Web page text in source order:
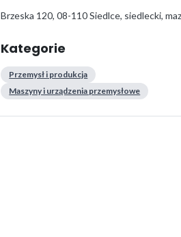
Brzeska 120, 08-110 Siedlce, siedlecki,
Kategorie
Przemysł i produkcja
Maszyny i urządzenia przemysłowe